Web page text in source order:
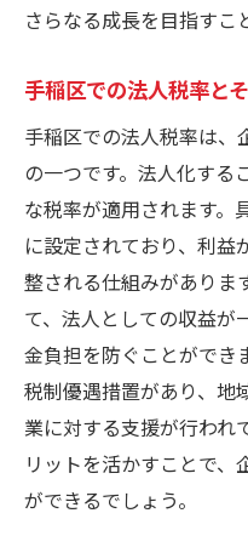
法人化で顧客
地域コミュニテ
手稲区の地域特性
要性
手稲区の経済
地域資源を活
手稲区の消費
地域特有のマ
地元企業との
地域密着型サ
法人設立で地元市
市場調査の重要
さらなる成長を目指すこ
手稲区での法人税率と
手稲区での法人税率は、
の一つです。法人化する
な税率が適用されます。
に設定されており、利益
整される仕組みがありま
て、法人としての収益が
金負担を防ぐことができ
税制優遇措置があり、地
業に対する支援が行われ
リットを活かすことで、
ができるでしょう。